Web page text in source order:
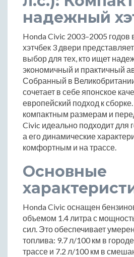
надежный
Honda Civic 2003–2005 годов
хэтчбек 3 двери
выбор для тех, кто ищет
экономичный и практичный
Собранный в
сочетает в себе японское
европейский подход к
компактным размерам и
Civic идеально подходит для
а его динамические
комфортным и на трассе.
Основные
Honda Civic оснащен
объемом 1.4 литра с
сил. Это обеспечивает
топлива: 9.7 л/100 км в
трассе и 7.2 л/100 км в